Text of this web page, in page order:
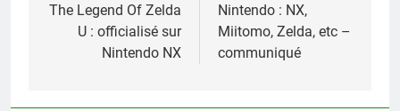
de
l’article
The Legend Of Zelda
U : officialisé sur
Nintendo NX
Nintendo : NX,
Miitomo, Zelda, etc –
communiqué